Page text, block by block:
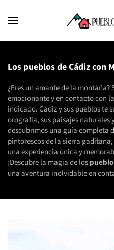
Los pueblos de Cádiz con
¿Eres un amante de la
emocionante y en contacto con
indicado. Cádiz y sus pueblos te
orografía, sus paisajes
descubrimos una guía completa
pintorescos de la sierra
una experiencia única y
¡Descubre la magia de los
una aventura inolvidable en